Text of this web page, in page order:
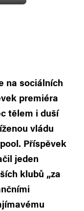
na sociálních
premiéra
tělem i duší
vládu
Příspěvek
jeden
klubů „za